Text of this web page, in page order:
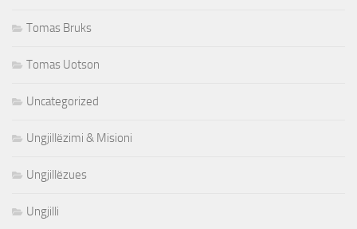
Tomas Bruks
Tomas Uotson
Uncategorized
Ungjillëzimi & Misioni
Ungjillëzues
Ungjilli